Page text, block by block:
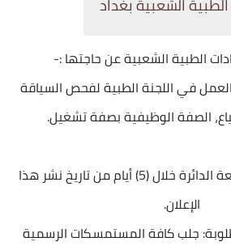
الطبية الشعبية عن حاجتها :-
في اللجنة الطبية لفحص السياقة
الصفة الوظيفية بصفة تشغيل.
* الفترة الزمنية: مراجعة الدائرة خلال (5) أيام من تاريخ نشر هذا
الإعلان.
جلب كافة المستمسكات الرسمية